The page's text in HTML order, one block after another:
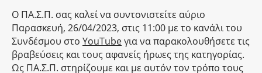
Ο ΠΑ.Σ.Π. σας καλεί να συντονιστείτε αύριο
Παρασκευή, 26/04/2023, στις 11:00 με το κανάλι του
Συνδέσμου στο YouTubeγια να παρακολουθήσετε τις
βραβεύσεις και τους αφανείς ήρωες της κατηγορίας.
Ως ΠΑ.Σ.Π. στηρίζουμε και με αυτόν τον τρόπο τους